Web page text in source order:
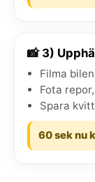
📸 3)
Filma
Fota
Spara
60 sek nu